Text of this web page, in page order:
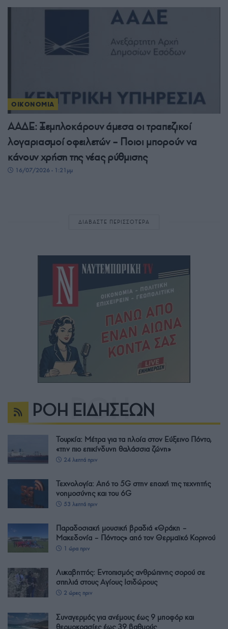
ΟΙΚΟΝΟΜΙΑ
ΑΑΔΕ: Ξεμπλοκάρουν άμεσα οι τραπεζικοί
λογαριασμοί οφειλετών – Ποιοι μπορούν να
κάνουν χρήση της νέας ρύθμισης
16/07/2026 - 1:21μμ
ΔΙΑΒΑΣΤΕ ΠΕΡΙΣΣΟΤΕΡΑ
ΡΟΗ ΕΙΔΗΣΕΩΝ
Τουρκία: Μέτρα για τα πλοία στον Εύξεινο Πόντο,
«την πιο επικίνδυνη θαλάσσια ζώνη»
24 λεπτά πριν
Τεχνολογία: Από το 5G στην εποχή της τεχνητής
νοημοσύνης και του 6G
53 λεπτά πριν
Παραδοσιακή μουσική βραδιά «Θράκη –
Μακεδονία – Πόντος» από τον Θερμαϊκό Κορινού
1 ώρα πριν
Λυκαβηττός: Εντοπισμός ανθρώπινης σορού σε
σπηλιά στους Αγίους Ισιδώρους
2 ώρες πριν
Συναγερμός για ανέμους έως 9 μποφόρ και
θερμοκρασίες έως 39 βαθμούς